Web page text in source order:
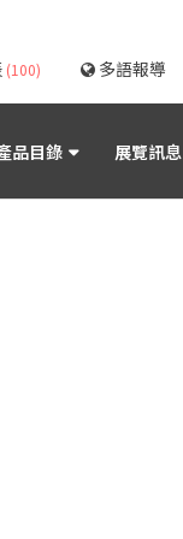
(100) 多語報導
品目錄 展覽訊息